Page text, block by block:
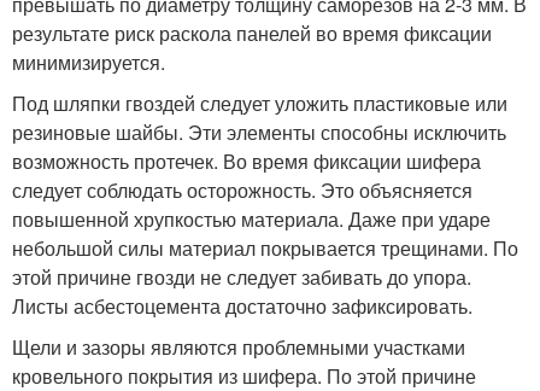
результате риск раскола панелей во время фиксации
минимизируется.
Под шляпки гвоздей следует уложить пластиковые или
резиновые шайбы. Эти элементы способны исключить
возможность протечек. Во время фиксации шифера
следует соблюдать осторожность. Это объясняется
повышенной хрупкостью материала. Даже при ударе
небольшой силы материал покрывается трещинами. По
этой причине гвозди не следует забивать до упора.
Листы асбестоцемента достаточно зафиксировать.
Щели и зазоры являются проблемными участками
кровельного покрытия из шифера. По этой причине